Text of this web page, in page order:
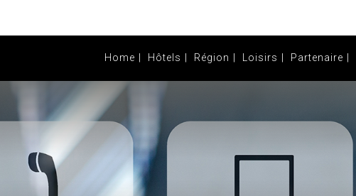
Home Hôtels Région Loisirs Partenaire